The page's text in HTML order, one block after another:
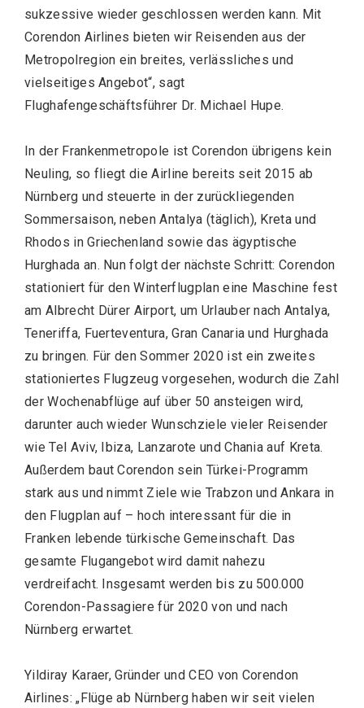
sukzessive wieder geschlossen werden kann. Mit
Corendon Airlines bieten wir Reisenden aus der
Metropolregion ein breites, verlässliches und
vielseitiges Angebot“, sagt
Flughafengeschäftsführer Dr. Michael Hupe.
In der Frankenmetropole ist Corendon übrigens kein
Neuling, so fliegt die Airline bereits seit 2015 ab
Nürnberg und steuerte in der zurückliegenden
Sommersaison, neben Antalya (täglich), Kreta und
Rhodos in Griechenland sowie das ägyptische
Hurghada an. Nun folgt der nächste Schritt: Corendon
stationiert für den Winterflugplan eine Maschine fest
am Albrecht Dürer Airport, um Urlauber nach Antalya,
Teneriffa, Fuerteventura, Gran Canaria und Hurghada
zu bringen. Für den Sommer 2020 ist ein zweites
stationiertes Flugzeug vorgesehen, wodurch die Zahl
der Wochenabflüge auf über 50 ansteigen wird,
darunter auch wieder Wunschziele vieler Reisender
wie Tel Aviv, Ibiza, Lanzarote und Chania auf Kreta.
Außerdem baut Corendon sein Türkei-Programm
stark aus und nimmt Ziele wie Trabzon und Ankara in
den Flugplan auf – hoch interessant für die in
Franken lebende türkische Gemeinschaft. Das
gesamte Flugangebot wird damit nahezu
verdreifacht. Insgesamt werden bis zu 500.000
Corendon-Passagiere für 2020 von und nach
Nürnberg erwartet.
Yildiray Karaer, Gründer und CEO von Corendon
Airlines: „Flüge ab Nürnberg haben wir seit vielen